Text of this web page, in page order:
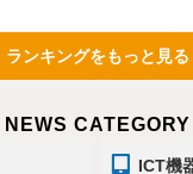
ランキングをもっと見る
NEWS CATEGORY
ICT機